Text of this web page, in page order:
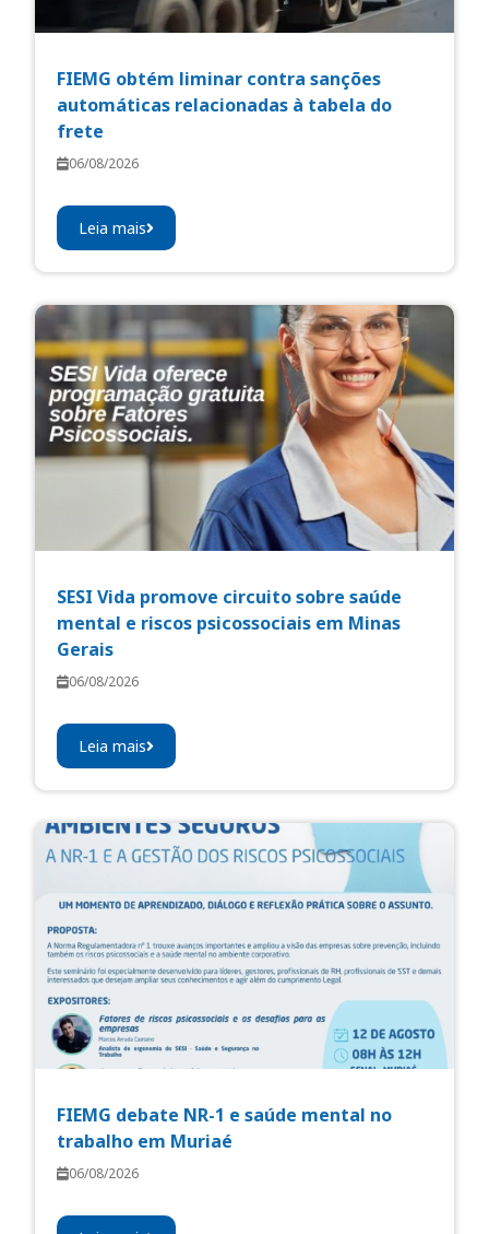
FIEMG obtém liminar contra sanções
automáticas relacionadas à tabela do
frete
06/08/2026
Leia mais
SESI Vida promove circuito sobre saúde
mental e riscos psicossociais em Minas
Gerais
06/08/2026
Leia mais
FIEMG debate NR-1 e saúde mental no
trabalho em Muriaé
06/08/2026